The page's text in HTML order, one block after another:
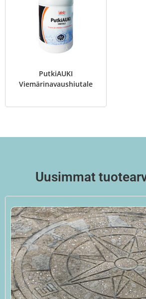
PutkiAUKI
Viemärinavaushiutale
Uusimmat